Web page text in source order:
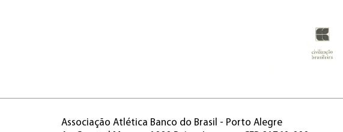
Associação Atlética Banco do Brasil - Porto Alegre